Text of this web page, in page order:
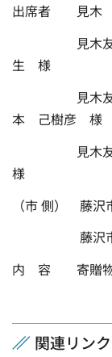
出席者 見木
見木友哉湘
生 様
見木友哉湘
本 己樹彦 様
見木友哉
様
（市 側） 藤
藤沢市教
内 容 寄贈物
関連リンク